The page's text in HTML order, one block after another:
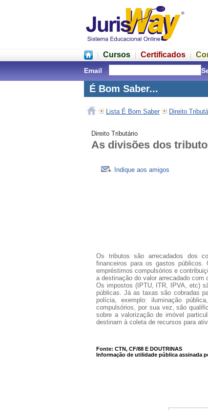
Cursos Certificados
Email
É Bom Saber...
Lista É Bom Saber Direito
Direito Tributário
As divisões dos
Indique aos amigos
Os tributos são arrecadados dos
financeiros para os gastos
empréstimos compulsórios e
a destinação do valor arrecadado com
Os impostos (IPTU, ITR, IPVA, etc)
públicas. Já as taxas são cobradas
polícia, exemplo: iluminação
compulsórios, por sua vez, são
sobre a valorização de imóvel
destinam à coleta de recursos para
Fonte: CTN, CF/88 E DOUTRINAS
Informação de utilidade pública assinada